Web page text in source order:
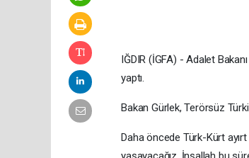
IĞDIR (İGFA) - Adalet
yaptı.
Bakan Gürlek, Terörsüz
Daha öncede Türk-Kürt